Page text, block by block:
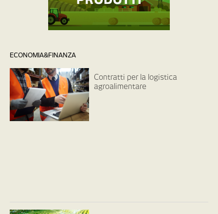
ECONOMIA&FINANZA
Contratti per la logistica
agroalimentare